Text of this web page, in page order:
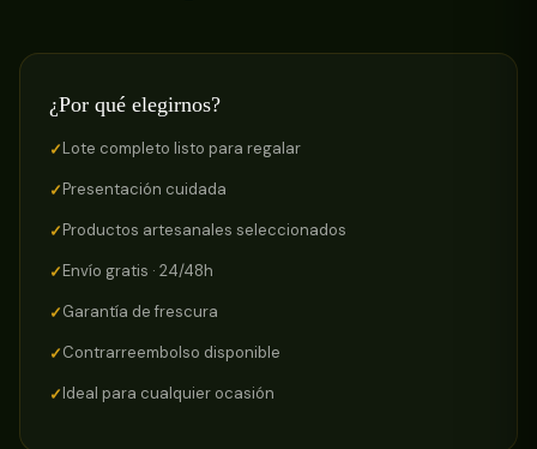
¿Por qué elegirnos?
Lote completo listo para regalar
Presentación cuidada
Productos artesanales seleccionados
Envío gratis · 24/48h
Garantía de frescura
Contrarreembolso disponible
Ideal para cualquier ocasión